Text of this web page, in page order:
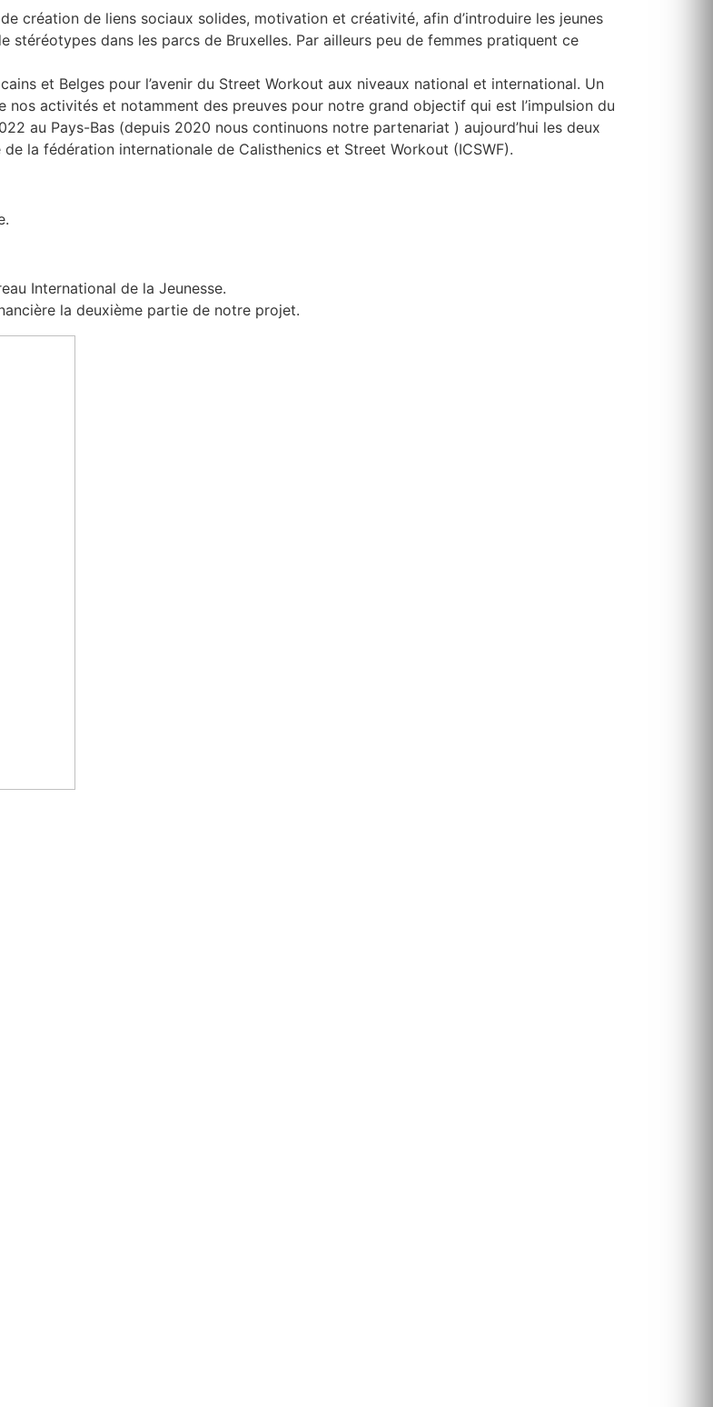
création de liens sociaux solides, motivation et créativité, afin d’introduire les jeunes
stéréotypes dans les parcs de Bruxelles. Par ailleurs peu de femmes pratiquent ce
et Belges pour l’avenir du Street Workout aux niveaux national et international. Un
activités et notamment des preuves pour notre grand objectif qui est l’impulsion du
au Pays-Bas (depuis 2020 nous continuons notre partenariat ) aujourd’hui les deux
la fédération internationale de Calisthenics et Street Workout (ICSWF).
International de la Jeunesse.
la deuxième partie de notre projet.